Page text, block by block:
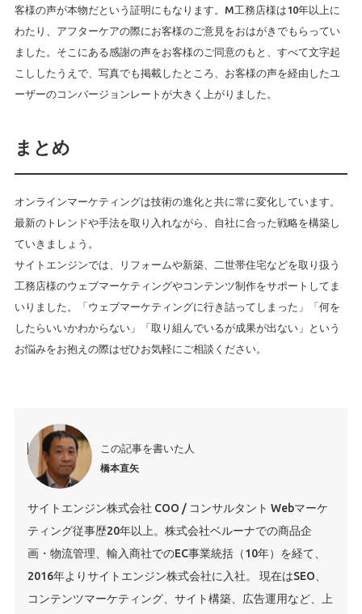
客様の声が本物だという証明にもなります。M工務店様は10年以上に
わたり、アフターケアの際にお客様のご意見をおはがきでもらってい
ました。そこにある感謝の声をお客様のご同意のもと、すべて文字起
こししたうえで、写真でも掲載したところ、お客様の声を経由したユ
ーザーのコンバージョンレートが大きく上がりました。
まとめ
オンラインマーケティングは技術の進化と共に常に変化しています。
最新のトレンドや手法を取り入れながら、自社に合った戦略を構築し
ていきましょう。
サイトエンジンでは、リフォームや新築、二世帯住宅などを取り扱う
工務店様のウェブマーケティングやコンテンツ制作をサポートしてま
いりました。「ウェブマーケティングに行き詰ってしまった」「何を
したらいいかわからない」「取り組んでいるが成果が出ない」という
お悩みをお抱えの際はぜひお気軽にご相談ください。
この記事を書いた人
橋本直矢
サイトエンジン株式会社 COO / コンサルタント Webマーケ
ティング従事歴20年以上。株式会社ベルーナでの商品企
画・物流管理、輸入商社でのEC事業統括（10年）を経て、
2016年よりサイトエンジン株式会社に入社。 現在はSEO、
コンテンツマーケティング、サイト構築、広告運用など、上